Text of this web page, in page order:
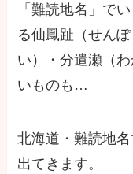
「難読地名」で
る仙鳳趾（せん
い）・分遣瀬（
いものも…
北海道・難読地
出てきます。